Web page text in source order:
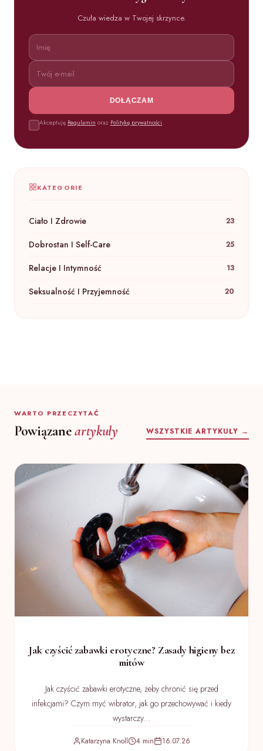
Czuła wiedza w Twojej skrzynce.
DOŁĄCZAM
Akceptuję Regulamin oraz Politykę prywatności.
KATEGORIE
Ciało I Zdrowie 23
Dobrostan I Self-Care 25
Relacje I Intymność 13
Seksualność I Przyjemność 20
WARTO PRZECZYTAĆ
Powiązaneartykuły WSZYSTKIE ARTYKUŁY →
Jak czyścić zabawki erotyczne? Zasady higieny bez
mitów
Jak czyścić zabawki erotyczne, żeby chronić się przed
infekcjami? Czym myć wibrator, jak go przechowywać i kiedy
wystarczy...
Katarzyna Knoll 4 min 16.07.26